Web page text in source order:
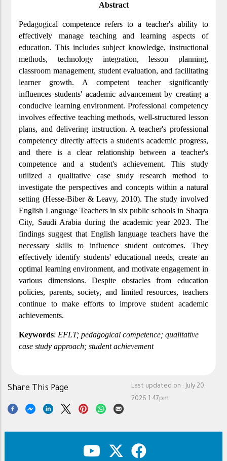
Abstract
Pedagogical competence refers to a teacher's ability to
effectively manage teaching and learning aspects of
education. This includes subject knowledge, instructional
methods, technology integration, lesson planning,
classroom management, student evaluation, and facilitating
learner growth. A competent teacher significantly
influences students' academic advancement by creating a
conducive learning environment. Professional competency
involves effective teaching methods, well-structured lesson
plans, and delivering instruction. A teacher's professional
competency directly affects a student's academic progress,
and there is a clear relationship between a teacher's
competence and a student's achievement. This study
utilized a qualitative case study research method to
investigate the perspectives and concepts within a natural
setting (Hesse-Biber & Leavy, 2010). The study involved
English Language Teachers in six public schools in Shaqra
City, Saudi Arabia during the academic year 2023. The
findings suggest that English language teachers have the
necessary skills to influence student outcomes. They
effectively identify students' educational needs, create an
optimal learning environment, and motivate engagement in
various dimensions. Despite obstacles from education
policies, parents, society, and limited resources, teachers
continue to make efforts to improve student academic
achievements.
Keywords: EFLT; pedagogical competence; qualitative
case study approach; student achievement
Last updated on : July 20,
2026 1:47pm
Share This Page